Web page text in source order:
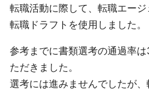
転職活動に際して、転職エージ
転職ドラフトを使用しました。
参考までに書類選考の通過率
ただきました。
選考には進みませんでしたが